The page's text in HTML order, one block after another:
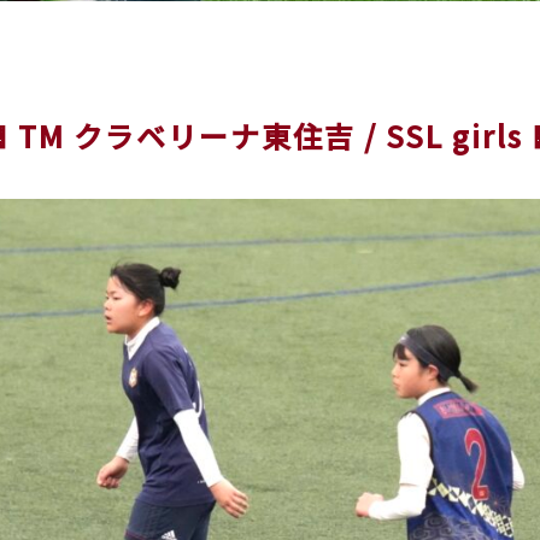
TM クラベリーナ東住吉 / SSL girls